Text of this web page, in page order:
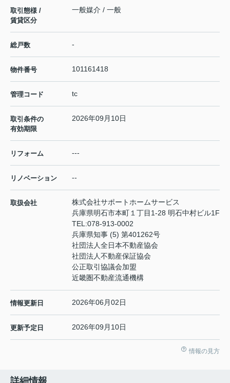
取引態様 /
賃貸区分
一般媒介 / 一般
総戸数 -
物件番号 101161418
管理コード tc
取引条件の
有効期限
2026年09月10日
リフォーム ---
リノベーション --
取扱会社
株式会社サポートホームサービス
兵庫県明石市本町１丁目1-28 明石中村ビル1F
TEL:078-913-0002
兵庫県知事 (5) 第401262号
社団法人全日本不動産協会
社団法人不動産保証協会
公正取引協議会加盟
近畿圏不動産流通機構
情報更新日 2026年06月02日
更新予定日 2026年09月10日
情報の見方